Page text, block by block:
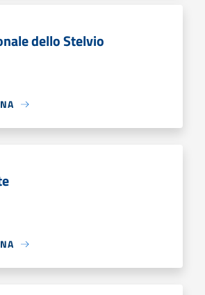
dello Stelvio